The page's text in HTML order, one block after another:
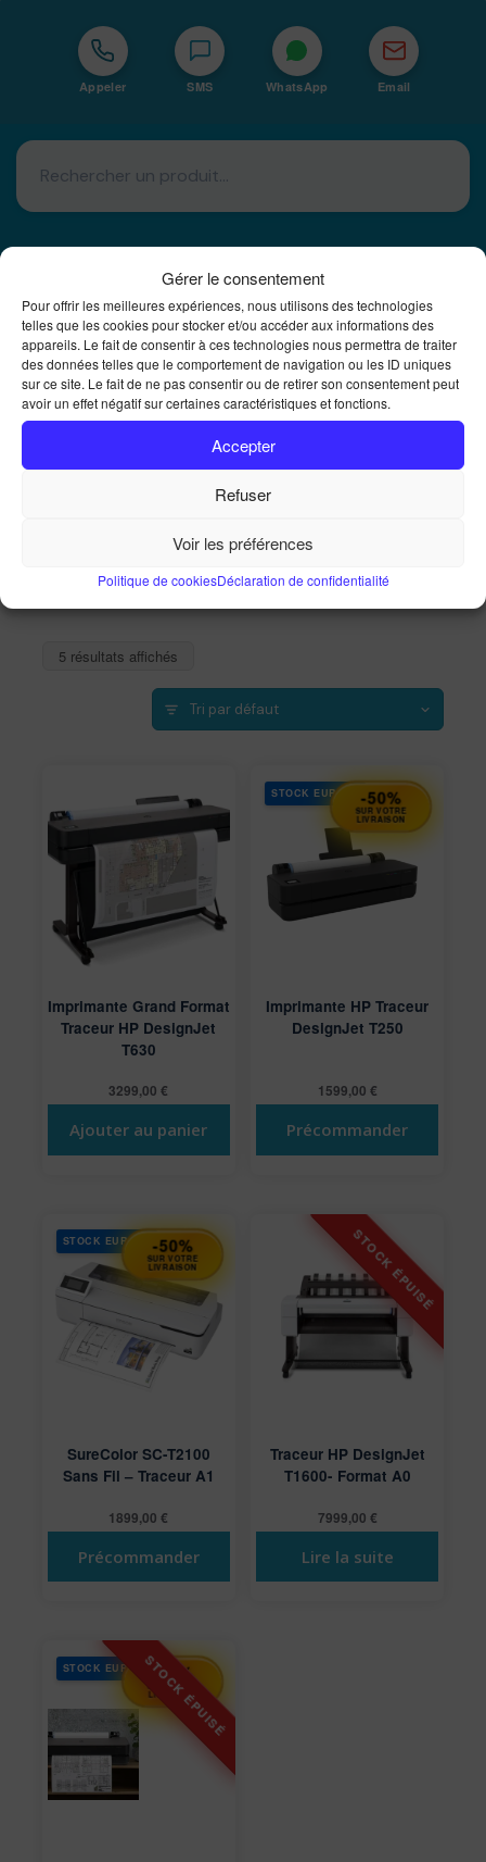
Gérer le consentement
Pour offrir les meilleures expériences, nous utilisons des technologies
telles que les cookies pour stocker et/ou accéder aux informations des
appareils. Le fait de consentir à ces technologies nous permettra de traiter
des données telles que le comportement de navigation ou les ID uniques
sur ce site. Le fait de ne pas consentir ou de retirer son consentement peut
avoir un effet négatif sur certaines caractéristiques et fonctions.
Accepter
Refuser
Voir les préférences
Politique de cookiesDéclaration de confidentialité
Appeler SMS WhatsApp Email
Basé à La Réunion · 974
Bureautique Reunion Ei
Intégrateur de solutions d'impression Bureautique et
DTF à la Réunion
5 résultats affichés
Imprimante Grand Format
Traceur HP DesignJet
T630
3299,00€
Ajouter au panier
STOCK EUROPE -50%
SUR VOTRE
LIVRAISON
Imprimante HP Traceur
DesignJet T250
1599,00 €
Précommander
STOCK EUROPE -50%
SUR VOTRE
LIVRAISON
SureColor SC-T2100
Sans Fil – Traceur A1
1899,00€
Précommander
Traceur HP DesignJet
T1600- Format A0
7999,00 €
Lire la suite
STOCK EUROPE-50%
SUR VOTRE
LIVRAISON